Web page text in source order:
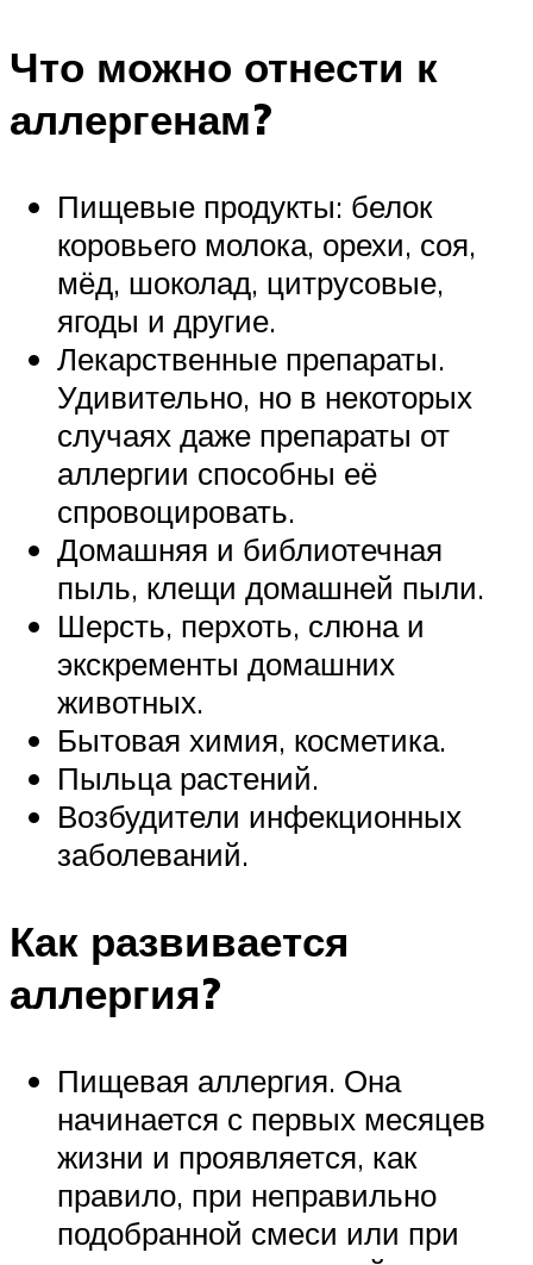
Что можно отнести к
аллергенам?
Пищевые продукты: белок
коровьего молока, орехи, соя,
мёд, шоколад, цитрусовые,
ягоды и другие.
Лекарственные препараты.
Удивительно, но в некоторых
случаях даже препараты от
аллергии способны её
спровоцировать.
Домашняя и библиотечная
пыль, клещи домашней пыли.
Шерсть, перхоть, слюна и
экскременты домашних
животных.
Бытовая химия, косметика.
Пыльца растений.
Возбудители инфекционных
заболеваний.
Как развивается
аллергия?
Пищевая аллергия. Она
начинается с первых месяцев
жизни и проявляется, как
правило, при неправильно
подобранной смеси или при